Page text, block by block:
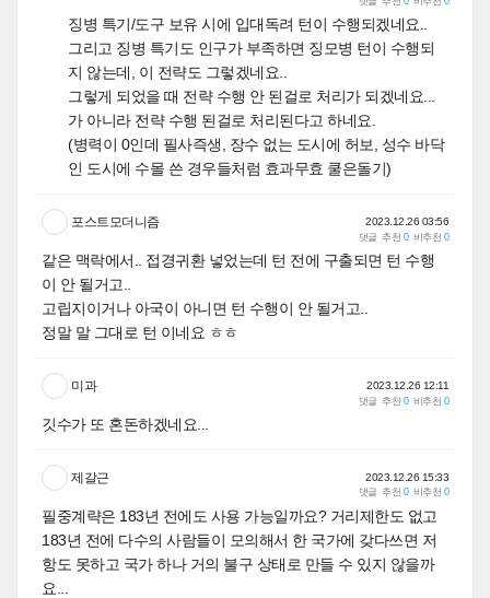
징병 특기/도구 보유 시에 입대독려 턴이 수행되겠네요..
그리고 징병 특기도 인구가 부족하면 징모병 턴이 수행되
지 않는데, 이 전략도 그렇겠네요..
그렇게 되었을 때 전략 수행 안 된걸로 처리가 되겠네요...
가 아니라 전략 수행 된걸로 처리된다고 하네요.
(병력이 0인데 필사즉생, 장수 없는 도시에 허보, 성수 바닥
인 도시에 수몰 쓴 경우들처럼 효과무효 쿨은돌기)
포스트모더니즘 2023.12.26 03:56
댓글 추천 0 비추천 0
같은 맥락에서.. 접경귀환 넣었는데 턴 전에 구출되면 턴 수행
이 안 될거고..
고립지이거나 아국이 아니면 턴 수행이 안 될거고..
정말 말 그대로 턴 이네요 ㅎㅎ
미과 2023.12.26 12:11
댓글 추천 0 비추천 0
깃수가 또 혼돈하겠네요...
제갈근 2023.12.26 15:33
댓글 추천 0 비추천 0
필중계략은 183년 전에도 사용 가능일까요? 거리제한도 없고
183년 전에 다수의 사람들이 모의해서 한 국가에 갖다쓰면 저
항도 못하고 국가 하나 거의 불구 상태로 만들 수 있지 않을까
요...